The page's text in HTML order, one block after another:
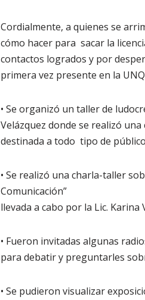
Cordialmente, a quienes se
cómo hacer para sacar la
contactos logrados y por
primera vez presente en la
• Se organizó un taller de
Velázquez donde se realizó
destinada a todo tipo de
• Se realizó una charla-taller
Comunicación”
llevada a cabo por la Lic.
• Fueron invitadas algunas
para debatir y preguntarles
• Se pudieron visualizar